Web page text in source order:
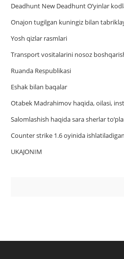
Deadhunt New Deadhunt O’yinlar
Onajon tugilgan kuningiz bilan
Yosh qizlar rasmlari
Trаnsport vositаlаrini nosoz
Ruanda Respublikasi
Eshak bilan baqalar
Otabek Madrahimov haqida, oilasi,
Salomlashish haqida sara sherlar
Counter strike 1.6 oyinida
UKAJONIM